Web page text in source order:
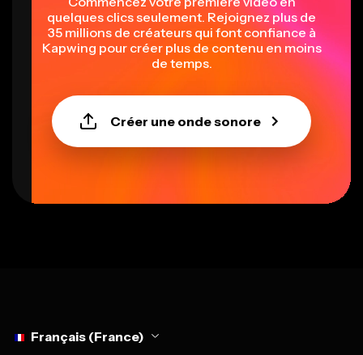
quelques clics seulement. Rejoignez plus de
35 millions de créateurs qui font confiance à
Kapwing pour créer plus de contenu en moins
de temps.
Créer une onde sonore
Français (France)